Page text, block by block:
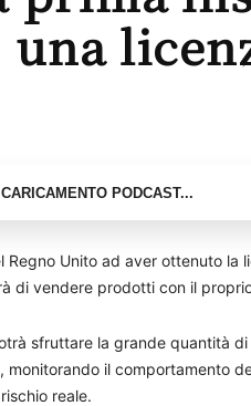
una
Unito ad aver ottenuto la
di vendere prodotti con il
sfruttare la grande quantità
il comportamento
reale.